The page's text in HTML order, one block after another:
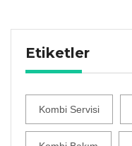
Etiketler
Kombi Servisi